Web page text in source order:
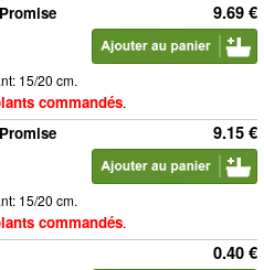
9.69 €
15/20 cm.
commandés.
9.15 €
15/20 cm.
commandés.
0.40 €